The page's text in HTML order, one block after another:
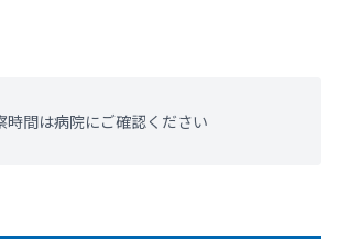
時間は病院にご確認ください